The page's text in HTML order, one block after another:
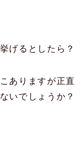
げるとしたら？
ありますが正直
いでしょうか？